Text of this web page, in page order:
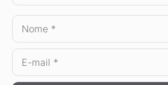
Nome
E-
mail